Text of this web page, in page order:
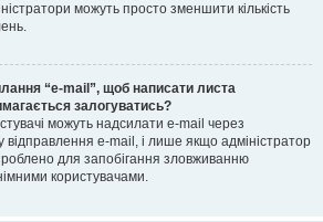
можуть просто зменшити кількість
“e-mail”, щоб написати листа
залогуватись?
можуть надсилати e-mail через
e-mail, і лише якщо адміністратор
для запобігання зловживанню
користувачами.